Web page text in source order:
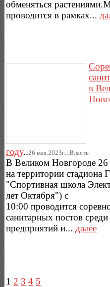
обменяться
проводится в рамках...
в
году..26.мая.2023г..|.Власть
В Великом Новгороде 26
на территории стадиона
"Спортивная школа
лет Октября") с
10:00 проводится
санитарных постов
предприятий и...далее
1 2 3 4 5